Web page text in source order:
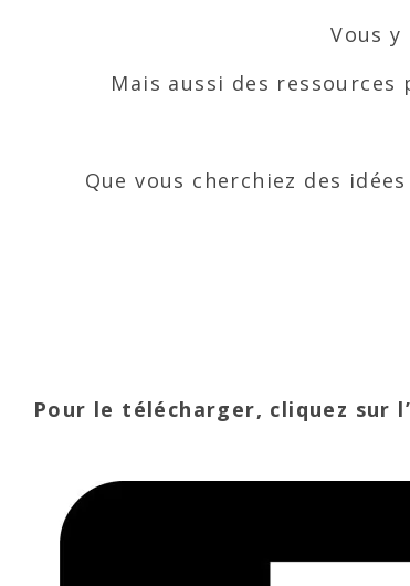
Vous
Mais aussi des
Que vous cherchiez des
Pour le télécharger, cliquez sur